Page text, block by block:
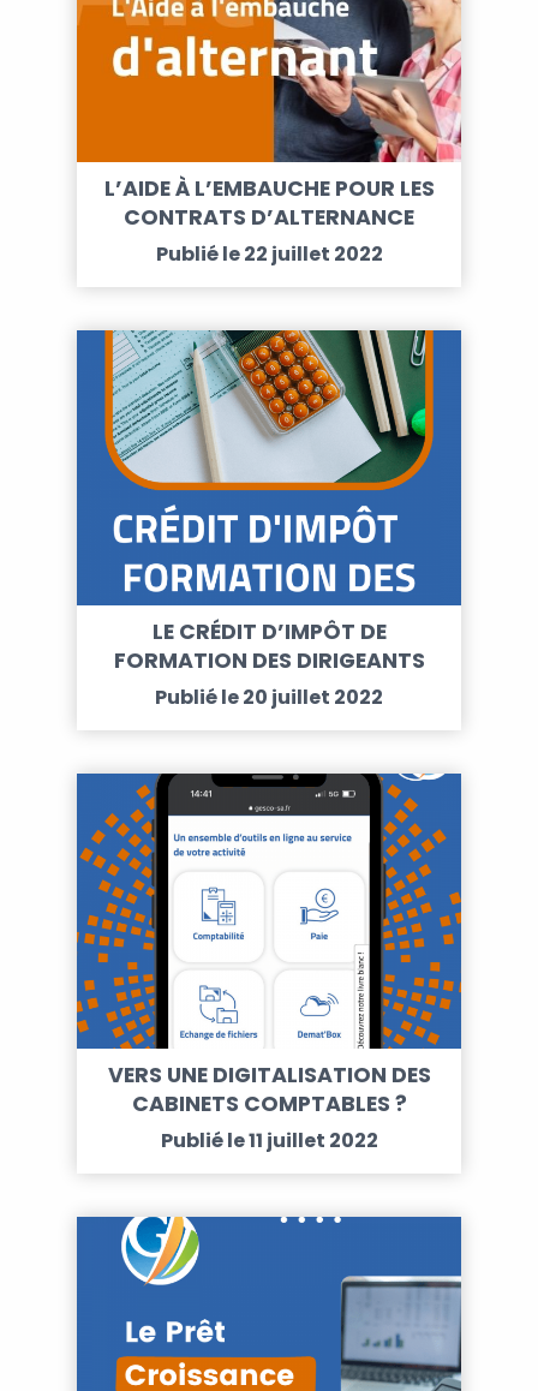
L’AIDE À L’EMBAUCHE POUR LES
CONTRATS D’ALTERNANCE
Publié le 22 juillet 2022
LE CRÉDIT D’IMPÔT DE
FORMATION DES DIRIGEANTS
D’ENTREPRISE
Publié le 20 juillet 2022
VERS UNE DIGITALISATION DES
CABINETS COMPTABLES ?
Publié le 11 juillet 2022